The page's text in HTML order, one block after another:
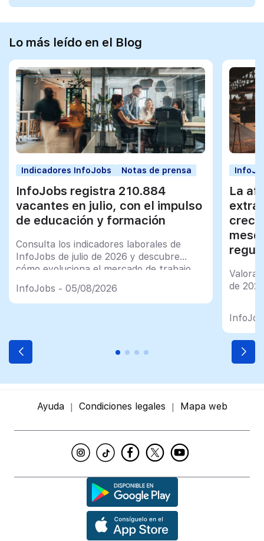
Lo más leído en el Blog
Indicadores InfoJobs Notas de prensa
InfoJobs registra 210.884
vacantes en julio, con el impulso
de educación y formación
Consulta los indicadores laborales de
InfoJobs de julio de 2026 y descubre
cómo evoluciona el mercado de trabajo
InfoJobs - 05/08/2026
La
de
Ayuda Condiciones legales Mapa web